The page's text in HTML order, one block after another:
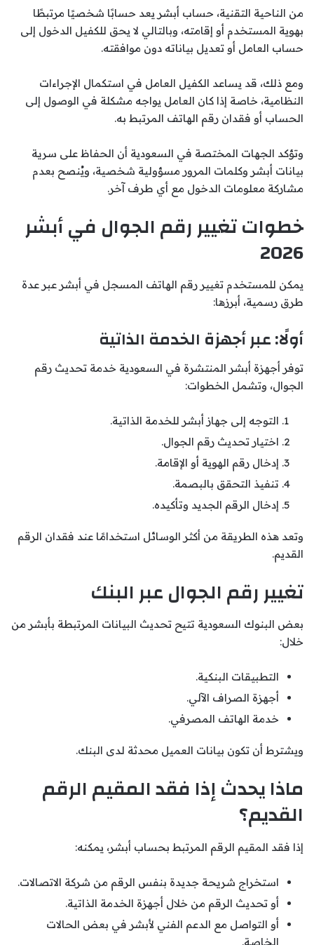
من الناحية التقنية، حساب أبشر يعد حسابًا شخصيًا مرتبطًا
بهوية المستخدم أو إقامته، وبالتالي لا يحق للكفيل الدخول إلى
حساب العامل أو تعديل بياناته دون موافقته.
ومع ذلك، قد يساعد الكفيل العامل في استكمال الإجراءات
النظامية، خاصة إذا كان العامل يواجه مشكلة في الوصول إلى
الحساب أو فقدان رقم الهاتف المرتبط به.
وتؤكد الجهات المختصة في السعودية أن الحفاظ على سرية
بيانات أبشر وكلمات المرور مسؤولية شخصية، ويُنصح بعدم
مشاركة معلومات الدخول مع أي طرف آخر.
خطوات تغيير رقم الجوال في أبشر
2026
يمكن للمستخدم تغيير رقم الهاتف المسجل في أبشر عبر عدة
طرق رسمية، أبرزها:
أولًا: عبر أجهزة الخدمة الذاتية
توفر أجهزة أبشر المنتشرة في السعودية خدمة تحديث رقم
الجوال، وتشمل الخطوات:
التوجه إلى جهاز أبشر للخدمة الذاتية.
اختيار تحديث رقم الجوال.
إدخال رقم الهوية أو الإقامة.
تنفيذ التحقق بالبصمة.
إدخال الرقم الجديد وتأكيده.
وتعد هذه الطريقة من أكثر الوسائل استخدامًا عند فقدان الرقم
القديم.
تغيير رقم الجوال عبر البنك
بعض البنوك السعودية تتيح تحديث البيانات المرتبطة بأبشر من
خلال:
التطبيقات البنكية.
أجهزة الصراف الآلي.
خدمة الهاتف المصرفي.
ويشترط أن تكون بيانات العميل محدثة لدى البنك.
ماذا يحدث إذا فقد المقيم الرقم
القديم؟
إذا فقد المقيم الرقم المرتبط بحساب أبشر، يمكنه:
استخراج شريحة جديدة بنفس الرقم من شركة الاتصالات.
أو تحديث الرقم من خلال أجهزة الخدمة الذاتية.
أو التواصل مع الدعم الفني لأبشر في بعض الحالات
الخاصة.